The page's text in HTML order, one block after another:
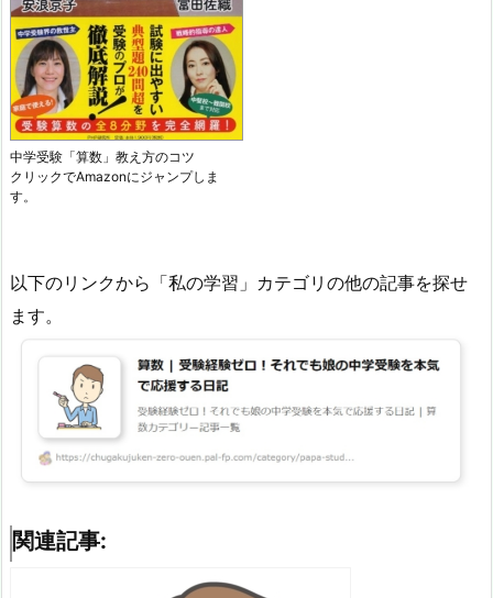
中学受験「算数」教え方のコツ
クリックでAmazonにジャンプしま
す。
以下のリンクから「私の学習」カテゴリの他の記事を探せ
ます。
関連記事: